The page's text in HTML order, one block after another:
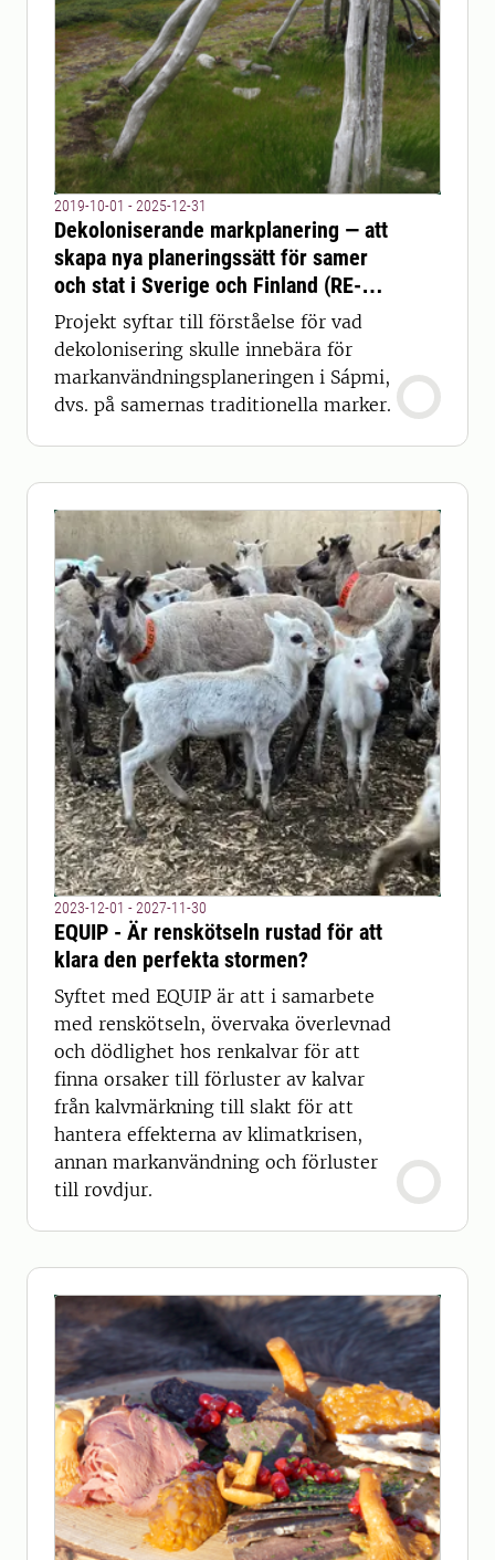
2019-10-01 - 2025-12-31
Dekoloniserande markplanering — att
skapa nya planeringssätt för samer
och stat i Sverige och Finland (RE-
LAND)
Projekt syftar till förståelse för vad
dekolonisering skulle innebära för
markanvändningsplaneringen i Sápmi,
dvs. på samernas traditionella marker.
2023-12-01 - 2027-11-30
EQUIP - Är renskötseln rustad för att
klara den perfekta stormen?
Syftet med EQUIP är att i samarbete
med renskötseln, övervaka överlevnad
och dödlighet hos renkalvar för att
finna orsaker till förluster av kalvar
från kalvmärkning till slakt för att
hantera effekterna av klimatkrisen,
annan markanvändning och förluster
till rovdjur.